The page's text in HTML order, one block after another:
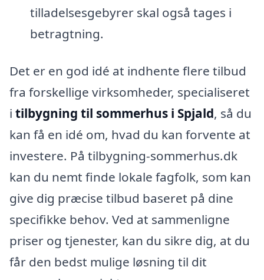
tilladelsesgebyrer skal også tages i
betragtning.
Det er en god idé at indhente flere tilbud
fra forskellige virksomheder, specialiseret
i tilbygning til sommerhus i Spjald, så du
kan få en idé om, hvad du kan forvente at
investere. På tilbygning-sommerhus.dk
kan du nemt finde lokale fagfolk, som kan
give dig præcise tilbud baseret på dine
specifikke behov. Ved at sammenligne
priser og tjenester, kan du sikre dig, at du
får den bedst mulige løsning til dit